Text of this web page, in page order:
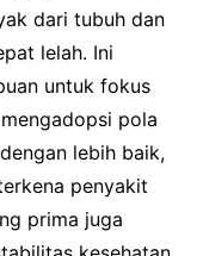
dari tubuh dan
lelah. Ini
untuk fokus
pola
lebih baik,
penyakit
prima juga